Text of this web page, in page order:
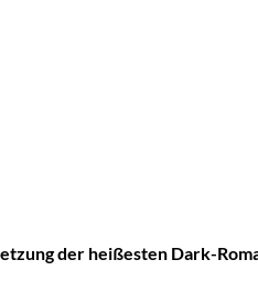
der heißesten Dark-